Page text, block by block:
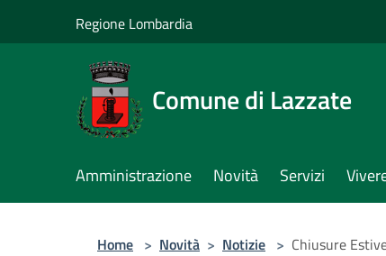
Regione Lombardia
Comune di Lazzate
Amministrazione Novità Servizi
Home > Novità > Notizie > Chiusure